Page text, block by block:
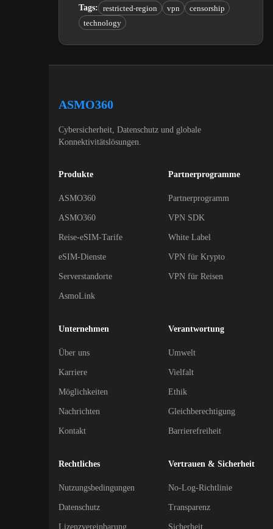
Tags: restricted-region vpn
censorship
technology
ASMO360
Cybersicherheit, Datenschutz und globale
Konnektivitätslösungen.
Produkte
ASMO360
ASMO360
Reise-eSIM-Tarife
eSIM-Dienste
Serverstandorte
AsmoLink
Partnerprogramme
Partnerprogramm
VPN SDK
White Label
VPN für Krypto
VPN für Reisen
Unternehmen
Über uns
Karriere
Möglichkeiten
Nachrichten
Kontakt
Verantwortung
Umwelt
Vielfalt
Ethik
Gleichberechtigung
Barrierefreiheit
Rechtliches
Nutzungsbedingungen
Datenschutz
Lizenzvereinbarung
Vertrauen & Sicherheit
No-Log-Richtlinie
Transparenz
Sicherheit